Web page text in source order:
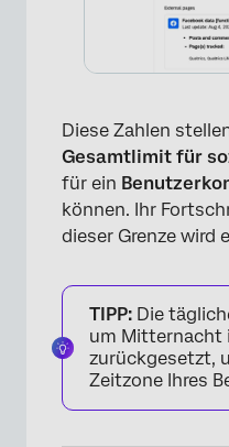
Diese Zahlen
Gesamtlimit für
für ein
können. Ihr
dieser Grenze wird
TIPP: Die
um Mitternacht
zurückgesetzt,
Zeitzone Ihres